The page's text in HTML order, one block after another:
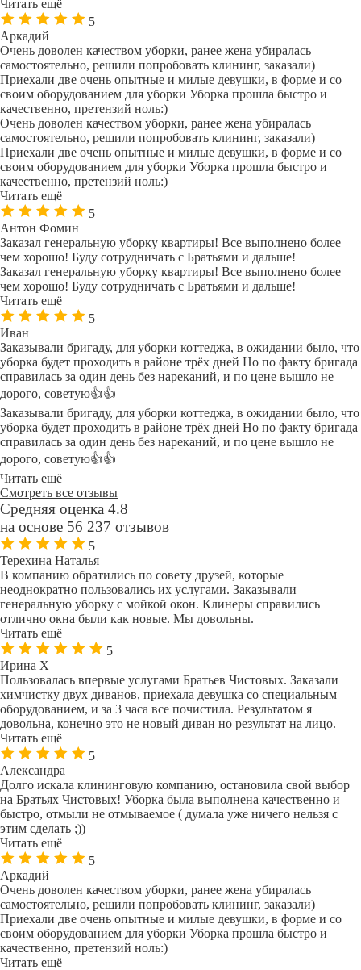
Читать ещё
5
Аркадий
Очень доволен качеством уборки, ранее жена убиралась
самостоятельно, решили попробовать клининг, заказали)
Приехали две очень опытные и милые девушки, в форме и со
своим оборудованием для уборки Уборка прошла быстро и
качественно, претензий ноль:)
Очень доволен качеством уборки, ранее жена убиралась
самостоятельно, решили попробовать клининг, заказали)
Приехали две очень опытные и милые девушки, в форме и со
своим оборудованием для уборки Уборка прошла быстро и
качественно, претензий ноль:)
Читать ещё
5
Антон Фомин
Заказал генеральную уборку квартиры! Все выполнено более
чем хорошо! Буду сотрудничать с Братьями и дальше!
Заказал генеральную уборку квартиры! Все выполнено более
чем хорошо! Буду сотрудничать с Братьями и дальше!
Читать ещё
5
Иван
Заказывали бригаду, для уборки коттеджа, в ожидании было, что
уборка будет проходить в районе трёх дней Но по факту бригада
справилась за один день без нареканий, и по цене вышло не
дорого, советую👍👍
Заказывали бригаду, для уборки коттеджа, в ожидании было, что
уборка будет проходить в районе трёх дней Но по факту бригада
справилась за один день без нареканий, и по цене вышло не
дорого, советую👍👍
Читать ещё
Смотреть все отзывы
Средняя оценка 4.8
на основе 56 237 отзывов
5
Терехина Наталья
В компанию обратились по совету друзей, которые
неоднократно пользовались их услугами. Заказывали
генеральную уборку с мойкой окон. Клинеры справились
отлично окна были как новые. Мы довольны.
Читать ещё
5
Ирина Х
Пользовалась впервые услугами Братьев Чистовых. Заказали
химчистку двух диванов, приехала девушка со специальным
оборудованием, и за 3 часа все почистила. Результатом я
довольна, конечно это не новый диван но результат на лицо.
Читать ещё
5
Александра
Долго искала клининговую компанию, остановила свой выбор
на Братьях Чистовых! Уборка была выполнена качественно и
быстро, отмыли не отмываемое ( думала уже ничего нельзя с
этим сделать ;))
Читать ещё
5
Аркадий
Очень доволен качеством уборки, ранее жена убиралась
самостоятельно, решили попробовать клининг, заказали)
Приехали две очень опытные и милые девушки, в форме и со
своим оборудованием для уборки Уборка прошла быстро и
качественно, претензий ноль:)
Читать ещё